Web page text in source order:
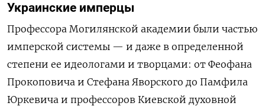
Украинские имперцы
Профессора Могилянской академии были частью
имперской системы — и даже в определенной
степени ее идеологами и творцами: от Феофана
Прокоповича и Стефана Яворского до Памфила
Юркевича и профессоров Киевской духовной